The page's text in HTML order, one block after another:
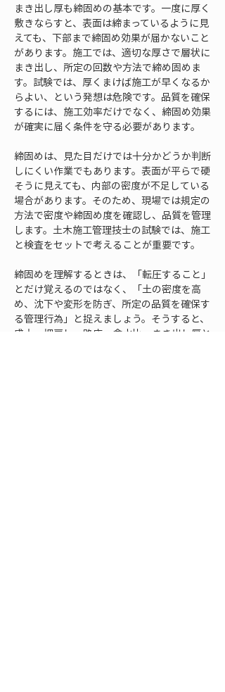
まき出し厚も締固めの基本です。一度に厚く
敷きならすと、表面は締まっているように見
えても、下部まで締固め効果が届かないこと
があります。施工では、適切な厚さで層状に
まき出し、所定の回数や方法で締め固めま
す。試験では、厚くまけば施工が早くなるか
らよい、という発想は危険です。品質を確保
するには、施工効率だけでなく、締固め効果
が確実に届く条件を守る必要があります。
締固めは、見た目だけでは十分かどうか判断
しにくい作業でもあります。表面が平らで硬
そうに見えても、内部の密度が不足している
場合があります。そのため、現場では規定の
方法で密度や締固め度を確認し、品質を管理
します。土木施工管理技士の試験では、施工
と検査をセットで考えることが重要です。
締固めを理解するときは、「転圧すること」
とだけ覚えるのではなく、「土の密度を高
め、沈下や変形を防ぎ、所定の品質を確保す
る管理行為」と捉えましょう。そうすると、
盛土、埋戻し、路床、含水比、まき出し厚と